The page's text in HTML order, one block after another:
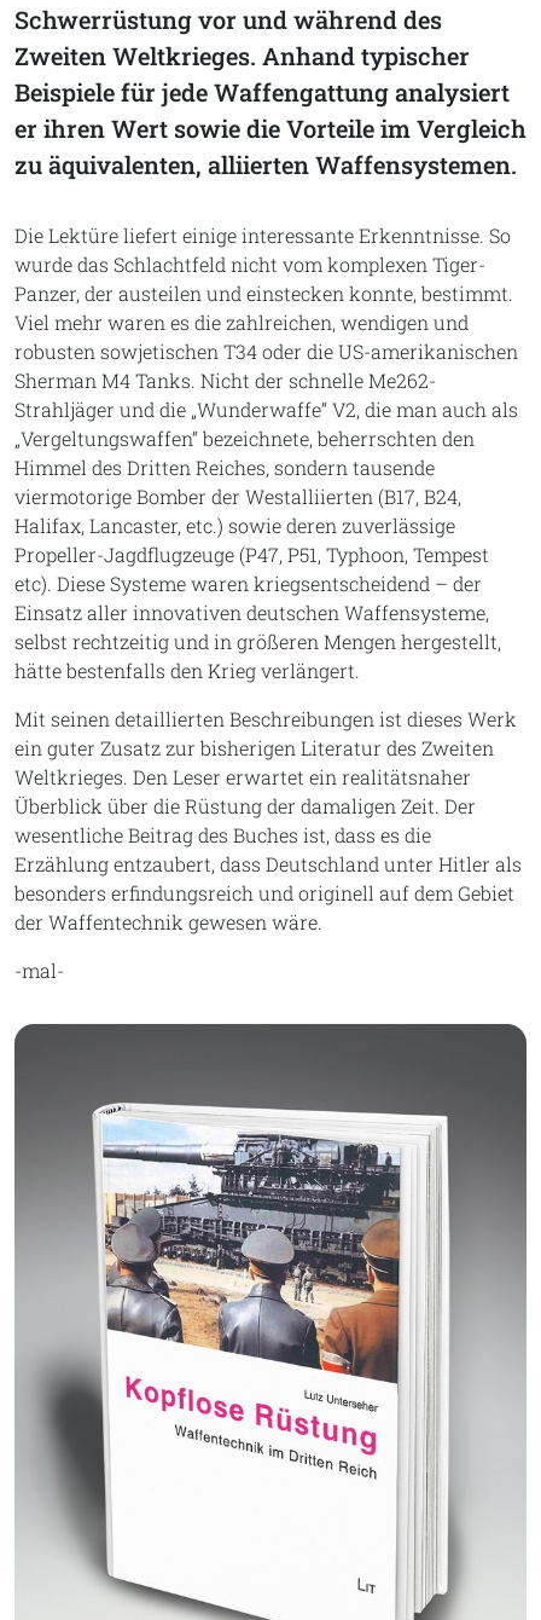
Schwerrüstung vor und während des
Zweiten Weltkrieges. Anhand typischer
Beispiele für jede Waffengattung analysiert
er ihren Wert sowie die Vorteile im Vergleich
zu äquivalenten, alliierten Waffensystemen.
Die Lektüre liefert einige interessante Erkenntnisse. So
wurde das Schlachtfeld nicht vom komplexen Tiger-
Panzer, der austeilen und einstecken konnte, bestimmt.
Viel mehr waren es die zahlreichen, wendigen und
robusten sowjetischen T34 oder die US-amerikanischen
Sherman M4 Tanks. Nicht der schnelle Me262-
Strahljäger und die „Wunderwaffe“ V2, die man auch als
„Vergeltungswaffen“ bezeichnete, beherrschten den
Himmel des Dritten Reiches, sondern tausende
viermotorige Bomber der Westalliierten (B17, B24,
Halifax, Lancaster, etc.) sowie deren zuverlässige
Propeller-Jagdflugzeuge (P47, P51, Typhoon, Tempest
etc). Diese Systeme waren kriegsentscheidend – der
Einsatz aller innovativen deutschen Waffensysteme,
selbst rechtzeitig und in größeren Mengen hergestellt,
hätte bestenfalls den Krieg verlängert.
Mit seinen detaillierten Beschreibungen ist dieses Werk
ein guter Zusatz zur bisherigen Literatur des Zweiten
Weltkrieges. Den Leser erwartet ein realitätsnaher
Überblick über die Rüstung der damaligen Zeit. Der
wesentliche Beitrag des Buches ist, dass es die
Erzählung entzaubert, dass Deutschland unter Hitler als
besonders erfindungsreich und originell auf dem Gebiet
der Waffentechnik gewesen wäre.
-mal-